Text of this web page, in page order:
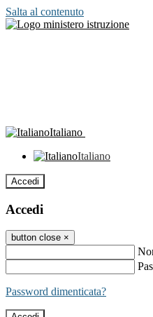
Salta al contenuto
Italiano
Italiano
Accedi
Accedi
button close ×
Password dimenticata?